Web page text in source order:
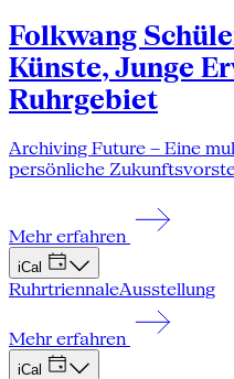
Folkwang
Künste, Junge
Ruhrgebiet
Archiving Future – Eine
persönliche
Mehr erfahren
iCal
RuhrtriennaleAusstellung
Mehr erfahren
iCal